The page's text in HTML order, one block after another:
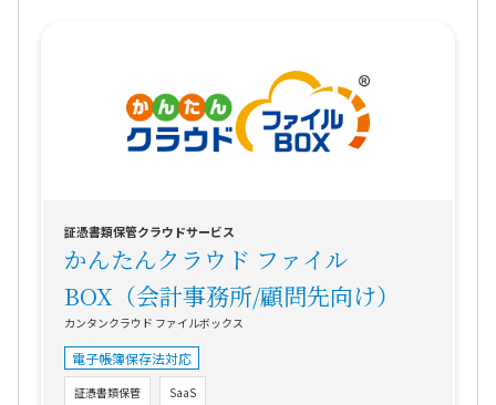
証憑書類保管クラウドサービス
かんたんクラウド ファイル
BOX（会計事務所/顧問先向け）
カンタンクラウド ファイルボックス
電子帳簿保存法対応
証憑書類保管 SaaS